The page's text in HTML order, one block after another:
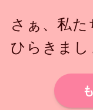
さぁ、私
ひらきまし